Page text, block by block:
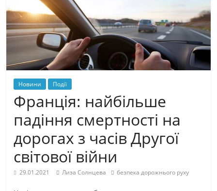
Новини Події
Франція: найбільше
падіння смертності на
дорогах з часів Другої
світової війни
29.01.2021 Лиза Солнцева безпека дорожнього руху